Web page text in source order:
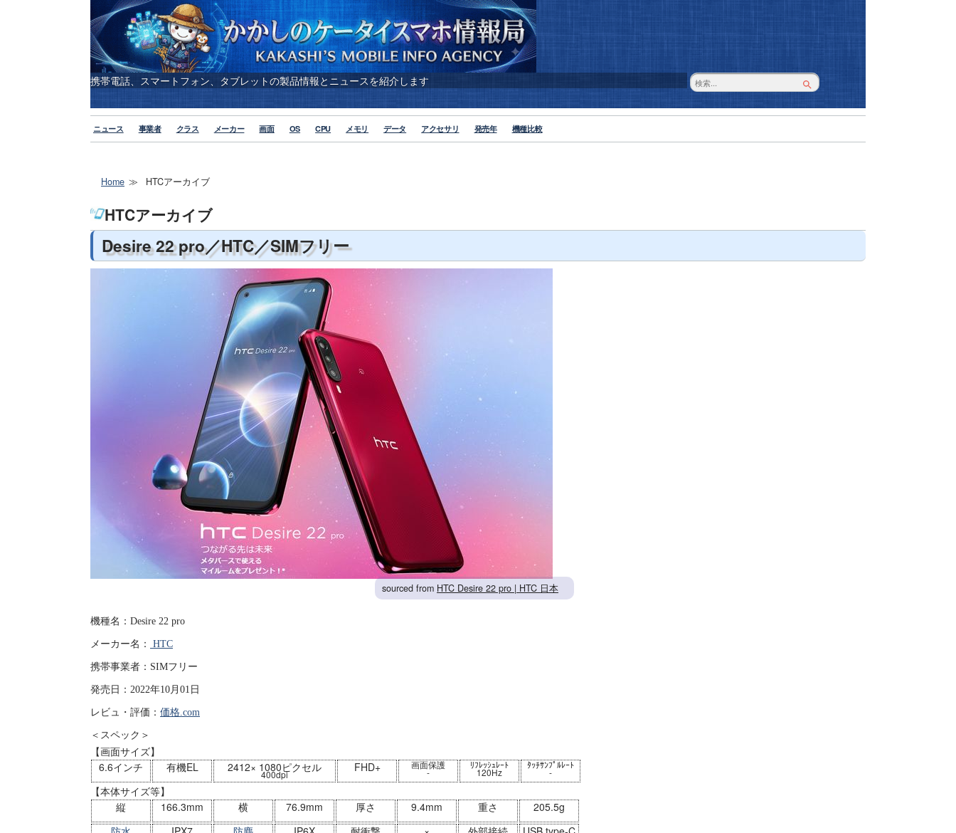
携帯電話、スマートフォン、タブレットの製品情報とニュースを紹介します
ニュース 事業者 クラス メーカー 画面 OS CPU メモリ データ アクセサリ 発売年 機種比較
Home HTCアーカイブ
HTCアーカイブ
Desire 22 pro／HTC／SIMフリー
sourced from HTC Desire 22 pro | HTC 日本
機種名：Desire 22 pro
メーカー名： HTC
携帯事業者：SIMフリー
発売日：2022年10月01日
レビュ・評価： 価格.com
＜スペック＞
【画面サイズ】
6.6インチ
有機EL 2412× 1080ピクセル
400dpi
FHD+ 画面保護
-
ﾘﾌﾚｯｼｭﾚｰﾄ
120Hz
ﾀｯﾁｻﾝﾌﾟﾙﾚｰﾄ
-
【本体サイズ等】
縦
166.3mm 横 76.9mm 厚さ 9.4mm 重さ
205.5g